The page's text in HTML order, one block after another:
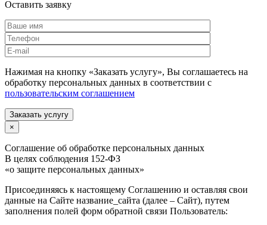
Оставить заявку
Нажимая на кнопку «Заказать услугу», Вы соглашаетесь на
обработку персональных данных в соответствии с
пользовательским соглашением
Заказать услугу
×
Соглашение об обработке персональных данных
В целях соблюдения 152-ФЗ
«о защите персональных данных»
Присоединяясь к настоящему Соглашению и оставляя свои
данные на Сайте название_сайта (далее – Сайт), путем
заполнения полей форм обратной связи Пользователь: